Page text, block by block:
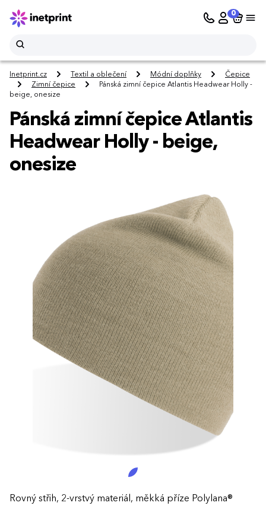
0
Inetprint.cz Textil a oblečení Módní doplňky
Čepice
Zimní čepice
Pánská zimní čepice Atlantis Headwear Holly -
beige, onesize
Pánská zimní čepice Atlantis
Headwear Holly - beige,
onesize
Rovný střih, 2-vrstvý materiál, měkká příze Polylana®